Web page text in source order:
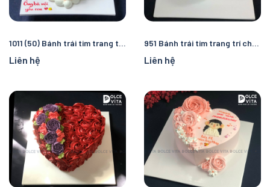
1011 (50) Bánh trái tim trang trí sắc màu pastel
Liên hệ
951 Bánh trái tim trang trí chữ nhiều màu sắc
Liên hệ